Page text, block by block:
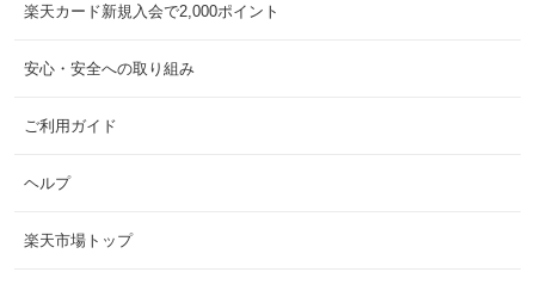
楽天カード新規入会で2,000ポイント
安心・安全への取り組み
ご利用ガイド
ヘルプ
楽天市場トップ